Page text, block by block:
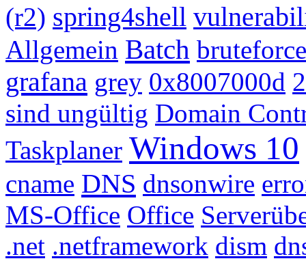
(r2) spring4shell
Allgemein Batch bruteforce
grafana grey 0x8007000d
sind ungültig Domain
Taskplaner Windows 10
cname DNS dnsonwire
MS-Office Office
.net .netframework dism